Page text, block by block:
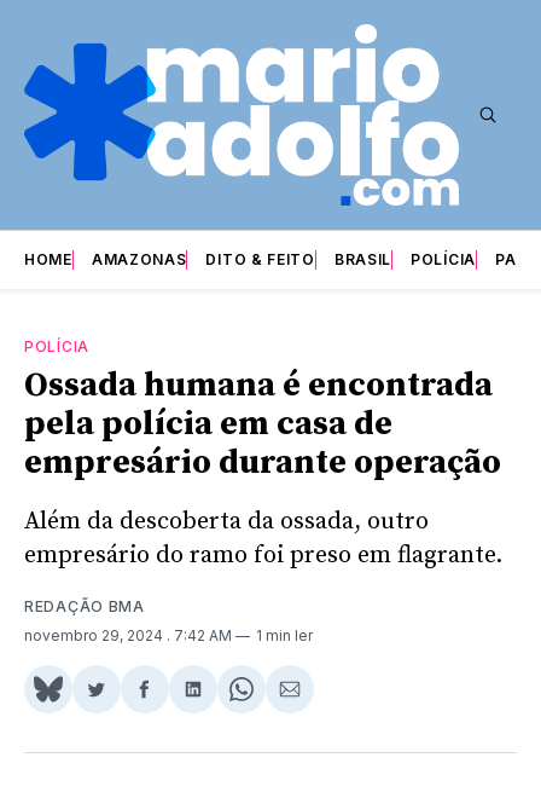
HOME AMAZONAS DITO & FEITO BRASIL POLÍCIA
POLÍCIA
Ossada humana é encontrada
pela polícia em casa de
empresário durante operação
Além da descoberta da ossada, outro
empresário do ramo foi preso em flagrante.
REDAÇÃO BMA
novembro 29, 2024 . 7:42 AM 1 min ler
Share
BlueSky
Compartilhar
Twitter
Compartilhar
Facebook
Compartilhar
LinkedIn
Share
WhatsApp
Compartilhar
Email